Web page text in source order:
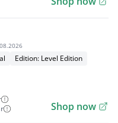
Edition: Level Edition
Shop now